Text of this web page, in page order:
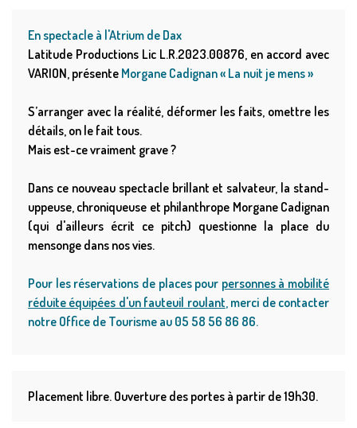
En spectacle à l'Atrium de Dax
Latitude Productions Lic L.R.2023.00876, en accord avec
VARION, présente Morgane Cadignan « La nuit je mens »
S’arranger avec la réalité, déformer les faits, omettre les
détails, on le fait tous.
Mais est-ce vraiment grave ?
Dans ce nouveau spectacle brillant et salvateur, la stand-
uppeuse, chroniqueuse et philanthrope Morgane Cadignan
(qui d'ailleurs écrit ce pitch) questionne la place du
mensonge dans nos vies.
Pour les réservations de places pour personnes à mobilité
réduite équipées d'un fauteuil roulant, merci de contacter
notre Office de Tourisme au 05 58 56 86 86.
Placement libre. Ouverture des portes à partir de 19h30.